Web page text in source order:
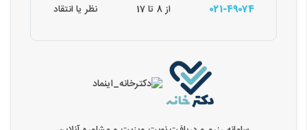
021-49074
از 8 تا 17
نظر یا انتقاد